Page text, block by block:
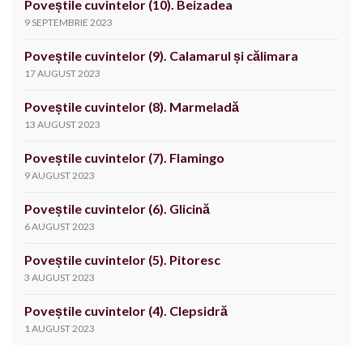
Poveștile cuvintelor (10). Beizadea
9 SEPTEMBRIE 2023
Poveștile cuvintelor (9). Calamarul și călimara
17 AUGUST 2023
Poveștile cuvintelor (8). Marmeladă
13 AUGUST 2023
Poveștile cuvintelor (7). Flamingo
9 AUGUST 2023
Poveștile cuvintelor (6). Glicină
6 AUGUST 2023
Poveștile cuvintelor (5). Pitoresc
3 AUGUST 2023
Poveștile cuvintelor (4). Clepsidră
1 AUGUST 2023